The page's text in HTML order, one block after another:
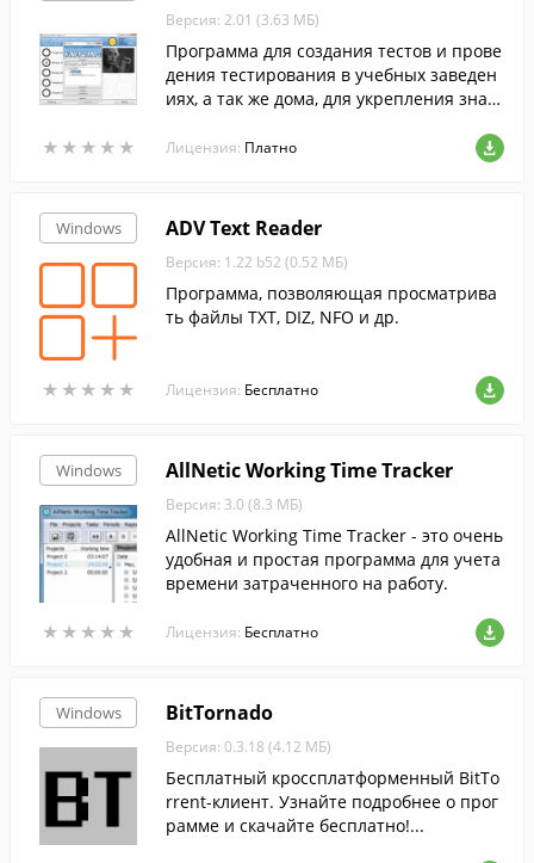
★ ★ ★ ★ ★
★ ★ ★ ★ ★
Версия: 2.01 (3.63 МБ)
Программа для создания тестов и прове
дения тестирования в учебных заведен
иях, а так же дома, для укрепления знан
ет упростить учебный процесс.
Лицензия: Платно
Windows
★ ★ ★ ★ ★
★ ★ ★ ★ ★
ADV Text Reader
Версия: 1.22 b52 (0.52 МБ)
Программа, позволяющая просматрива
ть файлы TXT, DIZ, NFO и др.
Лицензия: Бесплатно
Windows
★ ★ ★ ★ ★
★ ★ ★ ★ ★
AllNetic Working Time Tracker
Версия: 3.0 (8.3 МБ)
AllNetic Working Time Tracker - это очень
удобная и простая программа для учета
времени затраченного на работу.
Лицензия: Бесплатно
Windows BitTornado
Версия: 0.3.18 (4.12 МБ)
Бесплатный кроссплатформенный BitTo
rrent-клиент. Узнайте подробнее о прог
рамме и скачайте бесплатно!...